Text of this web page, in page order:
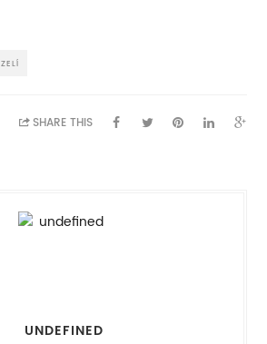
ZELÍ
SHARE THIS
UNDEFINED